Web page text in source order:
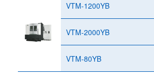
VTM-1200YB
VTM-2000YB
VTM-80YB